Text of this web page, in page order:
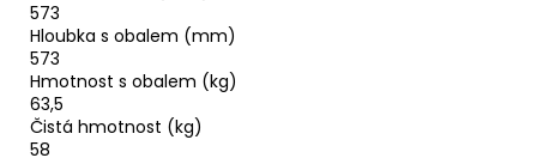
573
Hloubka s obalem (mm)
573
Hmotnost s obalem (kg)
63,5
Čistá hmotnost (kg)
58